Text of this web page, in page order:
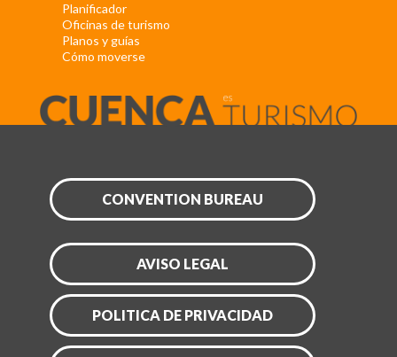
Planificador
Oficinas de turismo
Planos y guías
Cómo moverse
CONVENTION BUREAU
AVISO LEGAL
POLITICA DE PRIVACIDAD